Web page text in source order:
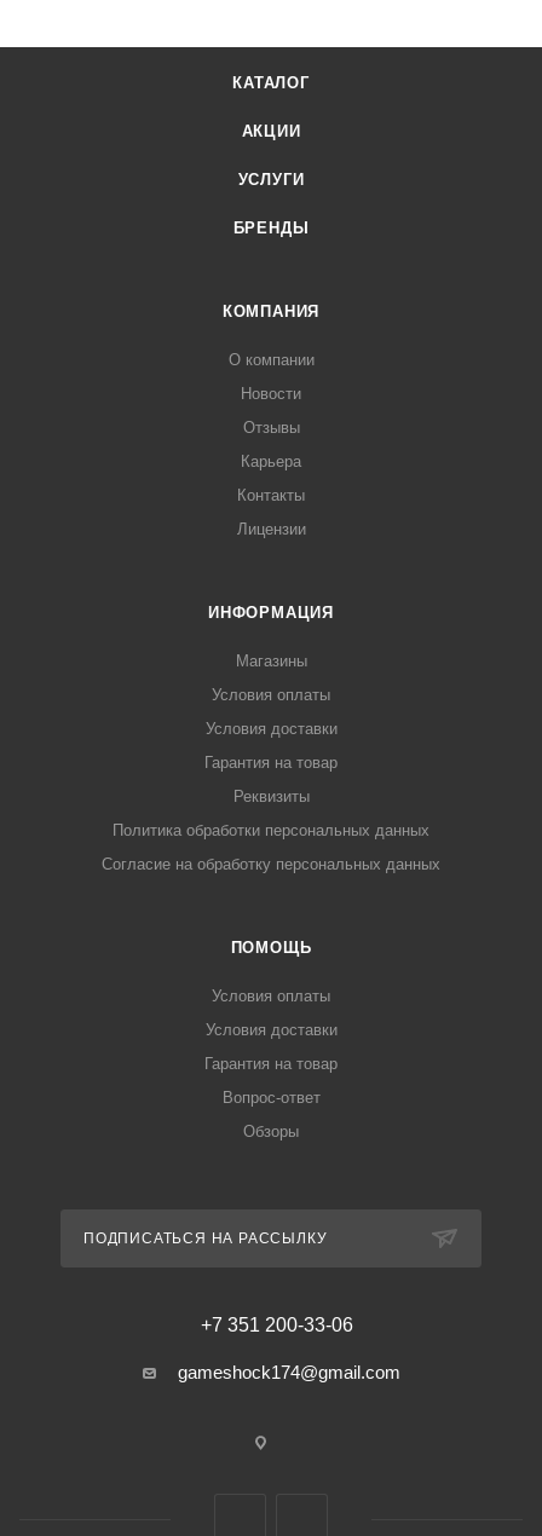
КАТАЛОГ
АКЦИИ
УСЛУГИ
БРЕНДЫ
КОМПАНИЯ
О компании
Новости
Отзывы
Карьера
Контакты
Лицензии
ИНФОРМАЦИЯ
Магазины
Условия оплаты
Условия доставки
Гарантия на товар
Реквизиты
Политика обработки персональных данных
Согласие на обработку персональных данных
ПОМОЩЬ
Условия оплаты
Условия доставки
Гарантия на товар
Вопрос-ответ
Обзоры
ПОДПИСАТЬСЯ НА РАССЫЛКУ
+7 351 200-33-06
gameshock174@gmail.com